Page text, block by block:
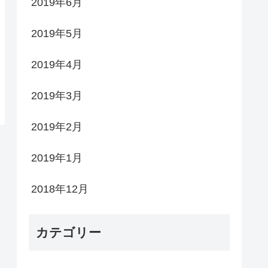
2019年6月
2019年5月
2019年4月
2019年3月
2019年2月
2019年1月
2018年12月
カテゴリー